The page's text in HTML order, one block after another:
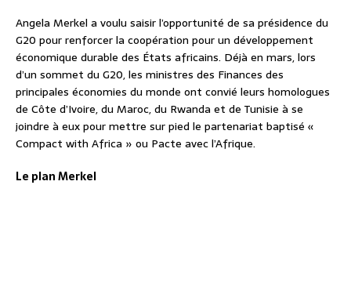
Angela Merkel a voulu saisir l’opportunité de sa présidence du
G20 pour renforcer la coopération pour un développement
économique durable des États africains. Déjà en mars, lors
d’un sommet du G20, les ministres des Finances des
principales économies du monde ont convié leurs homologues
de Côte d’Ivoire, du Maroc, du Rwanda et de Tunisie à se
joindre à eux pour mettre sur pied le partenariat baptisé «
Compact with Africa » ou Pacte avec l’Afrique.
Le plan Merkel